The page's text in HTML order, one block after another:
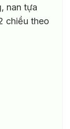
nan tựa
chiều theo